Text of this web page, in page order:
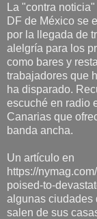
La "contra
DF de México se
por la llegada de
alelgría para los
como bares y
trabajadores que
ha disparado.
escuché en radio
Canarias que
banda ancha.
Un artículo en
https://
poised-to-
algunas ciudades
salen de sus